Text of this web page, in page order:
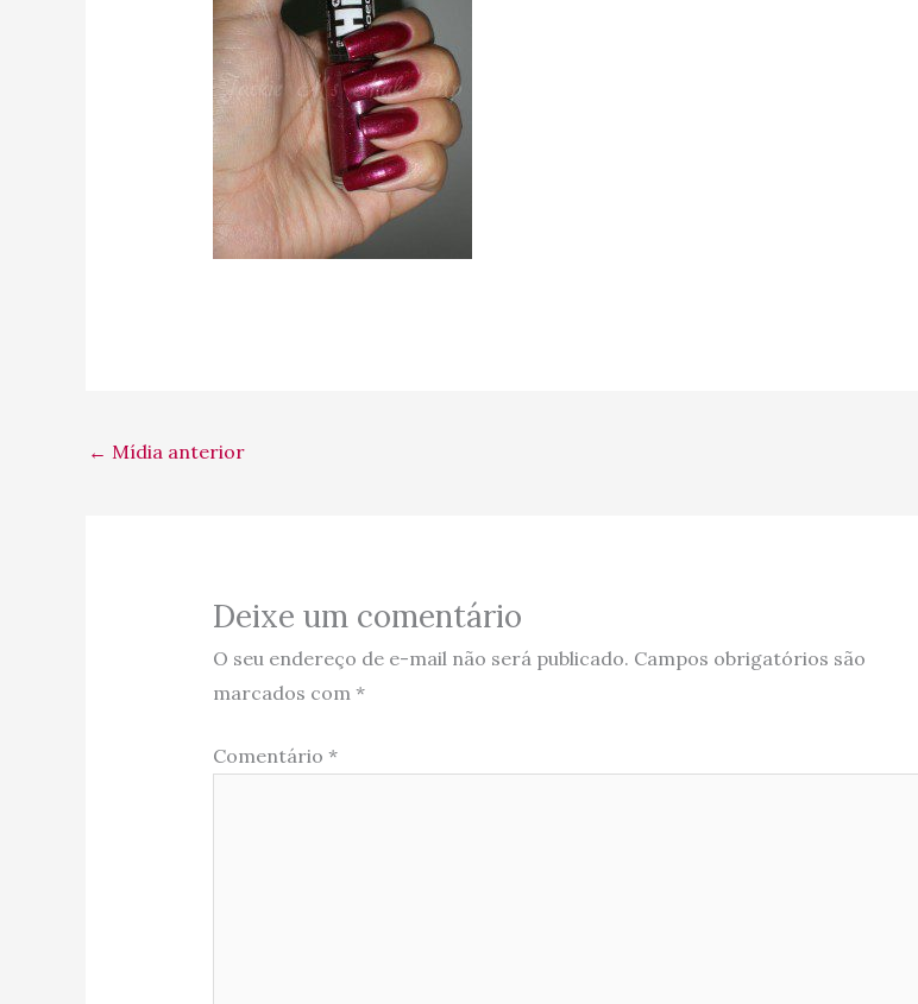
← Mídia anterior
Deixe um comentário
O seu endereço de e-mail não será publicado. Campos obrigatórios são
marcados com *
Comentário *